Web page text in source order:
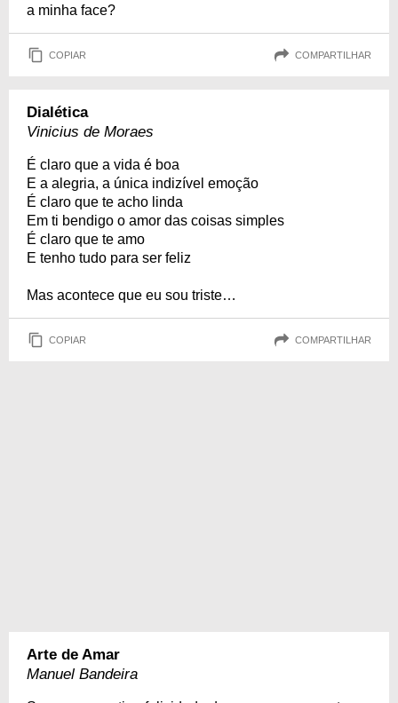
a minha face?
COPIAR COMPARTILHAR
Dialética
Vinicius de Moraes
É claro que a vida é boa
E a alegria, a única indizível emoção
É claro que te acho linda
Em ti bendigo o amor das coisas simples
É claro que te amo
E tenho tudo para ser feliz
Mas acontece que eu sou triste…
COPIAR COMPARTILHAR
Arte de Amar
Manuel Bandeira